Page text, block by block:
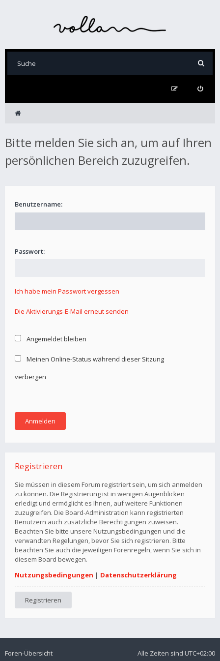
Bitte melden Sie sich an, um auf Ihren
persönlichen Bereich zuzugreifen.
Benutzername:
Passwort:
Ich habe mein Passwort vergessen
Die Aktivierungs-E-Mail erneut senden
Angemeldet bleiben
Meinen Online-Status während dieser Sitzung
verbergen
Registrieren
Sie müssen in diesem Forum registriert sein, um sich anmelden
zu können. Die Registrierung ist in wenigen Augenblicken
erledigt und ermöglicht es Ihnen, auf weitere Funktionen
zuzugreifen. Die Board-Administration kann registrierten
Benutzern auch zusätzliche Berechtigungen zuweisen.
Beachten Sie bitte unsere Nutzungsbedingungen und die
verwandten Regelungen, bevor Sie sich registrieren. Bitte
beachten Sie auch die jeweiligen Forenregeln, wenn Sie sich in
diesem Board bewegen.
Nutzungsbedingungen | Datenschutzerklärung
Registrieren
Foren-Übersicht Alle Zeiten sind UTC+02:00